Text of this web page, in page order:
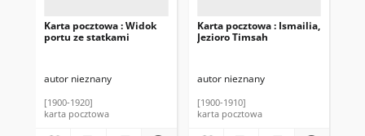
Karta pocztowa : Widok
portu ze statkami
autor nieznany
[1900-1920]
karta pocztowa
Karta pocztowa : Ismailia,
Jezioro Timsah
autor nieznany
[1900-1910]
karta pocztowa